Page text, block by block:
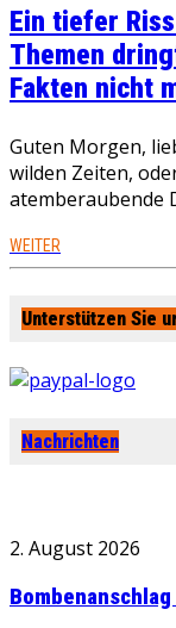
Ein tiefer
Themen
Fakten nicht
Guten Morgen,
wilden Zeiten,
atemberaubende
WEITER
Unterstützen Sie
Nachrichten
2. August 2026